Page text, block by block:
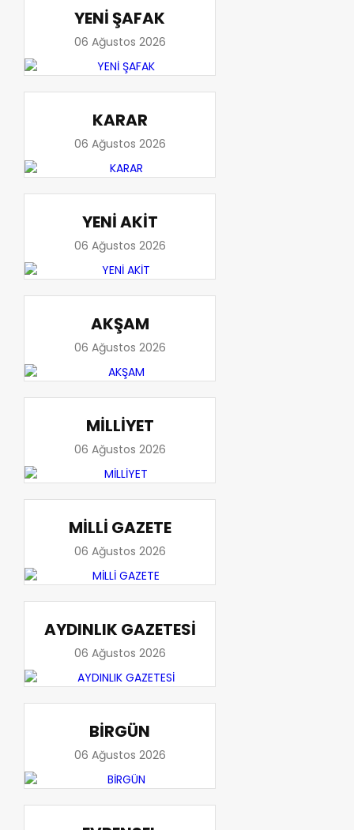
YENİ ŞAFAK
06 Ağustos 2026
KARAR
06 Ağustos 2026
YENİ AKİT
06 Ağustos 2026
AKŞAM
06 Ağustos 2026
MİLLİYET
06 Ağustos 2026
MİLLİ GAZETE
06 Ağustos 2026
AYDINLIK GAZETESİ
06 Ağustos 2026
BİRGÜN
06 Ağustos 2026